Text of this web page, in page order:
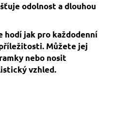
odolnost a dlouhou
hodí jak pro každodenní
Můžete jej
nebo nosit
vzhled.